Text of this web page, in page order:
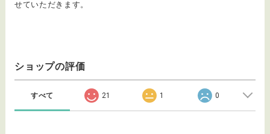
せていただきます。
ショップの評価
すべて 21 1 0